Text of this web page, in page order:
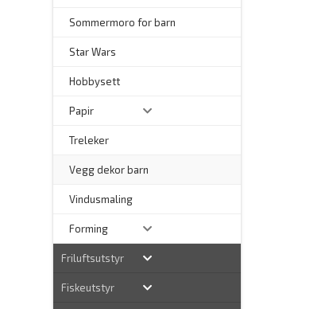
Sommermoro for barn
Star Wars
Hobbysett
Papir
Treleker
Vegg dekor barn
Vindusmaling
Forming
Friluftsutstyr
Fiskeutstyr